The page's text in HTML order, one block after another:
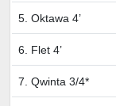
5. Oktawa 4’
6. Flet 4’
7. Qwinta 3/4*